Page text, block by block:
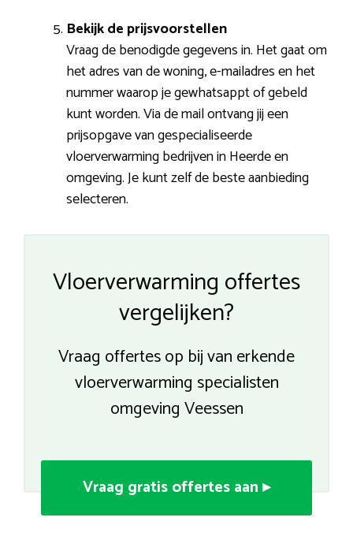
Bekijk de prijsvoorstellen
Vraag de benodigde gegevens in. Het gaat om
het adres van de woning, e-mailadres en het
nummer waarop je gewhatsappt of gebeld
kunt worden. Via de mail ontvang jij een
prijsopgave van gespecialiseerde
vloerverwarming bedrijven in Heerde en
omgeving. Je kunt zelf de beste aanbieding
selecteren.
Vloerverwarming offertes
vergelijken?
Vraag offertes op bij van erkende
vloerverwarming specialisten
omgeving Veessen
Vraag gratis offertes aan ▸